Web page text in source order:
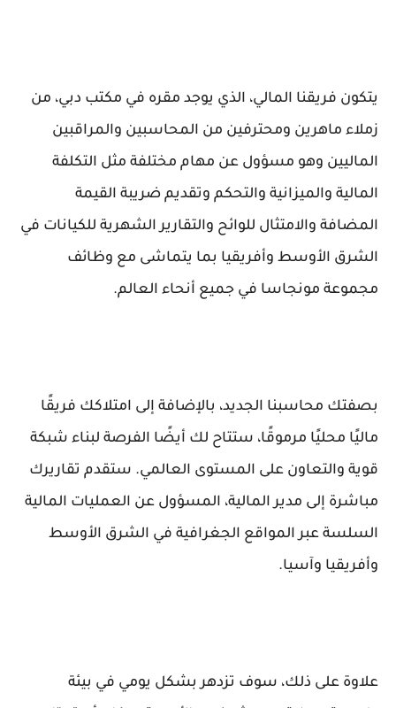
يتكون فريقنا المالي، الذي يوجد مقره في مكتب دبي، من
زملاء ماهرين ومحترفين من المحاسبين والمراقبين
الماليين وهو مسؤول عن مهام مختلفة مثل التكلفة
المالية والميزانية والتحكم وتقديم ضريبة القيمة
المضافة والامتثال للوائح والتقارير الشهرية للكيانات في
الشرق الأوسط وأفريقيا بما يتماشى مع وظائف
مجموعة مونجاسا في جميع أنحاء العالم.
بصفتك محاسبنا الجديد، بالإضافة إلى امتلاكك فريقًا
ماليًا محليًا مرموقًا، ستتاح لك أيضًا الفرصة لبناء شبكة
قوية والتعاون على المستوى العالمي. ستقدم تقاريرك
مباشرة إلى مدير المالية، المسؤول عن العمليات المالية
السلسة عبر المواقع الجغرافية في الشرق الأوسط
وأفريقيا وآسيا.
علاوة على ذلك، سوف تزدهر بشكل يومي في بيئة